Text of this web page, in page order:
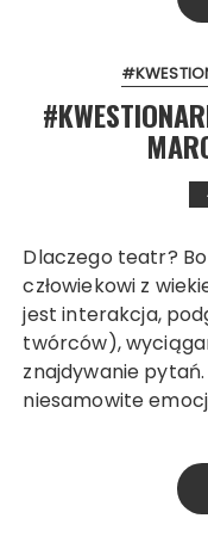
Dlaczego teatr?
człowiekowi z
jest interakcja,
twórców),
znajdywanie
niesamowite